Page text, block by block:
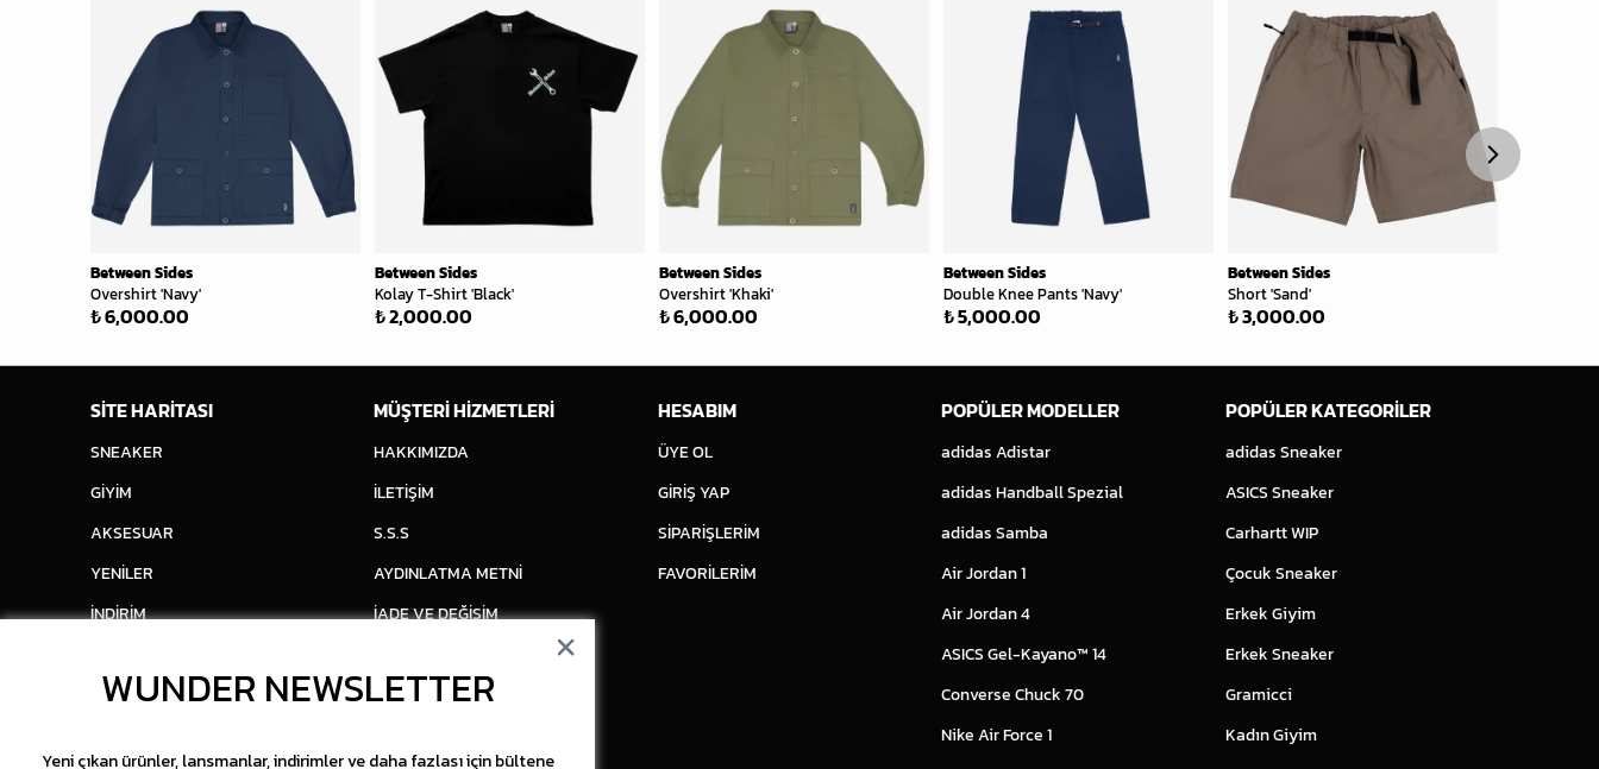
Between Sides
Overshirt 'Navy'
₺ 6,000.00
Between Sides
Kolay T-Shirt 'Black'
₺ 2,000.00
Between Sides
Overshirt 'Khaki'
₺ 6,000.00
Between Sides
Double Knee Pants 'Navy'
₺ 5,000.00
Between Sides
Short 'Sand'
₺ 3,000.00
SİTE HARİTASI
SNEAKER
GİYİM
AKSESUAR
YENİLER
İNDİRİM
MÜŞTERİ HİZMETLERİ
HAKKIMIZDA
İLETİŞİM
S.S.S
AYDINLATMA METNİ
İADE VE DEĞİŞİM
HESABIM
ÜYE OL
GİRİŞ YAP
SİPARİŞLERİM
FAVORİLERİM
POPÜLER MODELLER
adidas Adistar
adidas Handball Spezial
adidas Samba
Air Jordan 1
Air Jordan 4
ASICS Gel-Kayano™ 14
Converse Chuck 70
Nike Air Force 1
POPÜLER KATEGORİLER
adidas Sneaker
ASICS Sneaker
Carhartt WIP
Çocuk Sneaker
Erkek Giyim
Erkek Sneaker
Gramicci
Kadın Giyim
WUNDER NEWSLETTER
Yeni çıkan ürünler, lansmanlar, indirimler ve daha fazlası için bültene